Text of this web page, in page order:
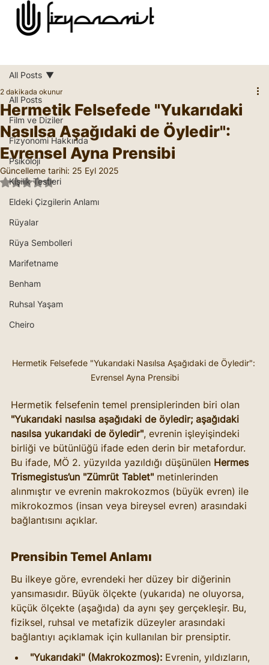
All Posts
Film ve Diziler
Fizyonomi Hakkında
Psikoloji
Kişilik Testleri
Eldeki Çizgilerin Anlamı
Rüyalar
Rüya Sembolleri
Marifetname
Benham
Ruhsal Yaşam
Cheiro
All Posts
Hermetik Felsefede "Yukarıdaki
Nasılsa Aşağıdaki de Öyledir":
Evrensel Ayna Prensibi
2 dakikada okunur
Güncelleme tarihi: 25 Eyl 2025
5 üzerinden NaN yıldız
Hermetik Felsefede "Yukarıdaki Nasılsa Aşağıdaki de Öyledir":
Evrensel Ayna Prensibi
Hermetik felsefenin temel prensiplerinden biri olan
"Yukarıdaki nasılsa aşağıdaki de öyledir; aşağıdaki
nasılsa yukarıdaki de öyledir", evrenin işleyişindeki
birliği ve bütünlüğü ifade eden derin bir metafordur.
Bu ifade, MÖ 2. yüzyılda yazıldığı düşünülen Hermes
Trismegistus’un "Zümrüt Tablet" metinlerinden
alınmıştır ve evrenin makrokozmos (büyük evren) ile
mikrokozmos (insan veya bireysel evren) arasındaki
bağlantısını açıklar.
Prensibin Temel Anlamı
Bu ilkeye göre, evrendeki her düzey bir diğerinin
yansımasıdır. Büyük ölçekte (yukarıda) ne oluyorsa,
küçük ölçekte (aşağıda) da aynı şey gerçekleşir. Bu,
fiziksel, ruhsal ve metafizik düzeyler arasındaki
bağlantıyı açıklamak için kullanılan bir prensiptir.
"Yukarıdaki" (Makrokozmos): Evrenin, yıldızların,